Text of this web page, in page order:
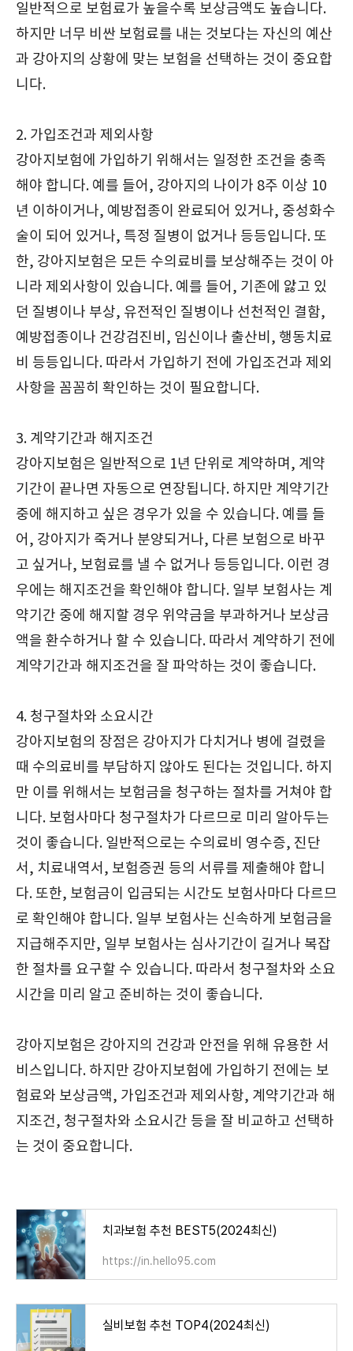
일반적으로 보험료가 높을수록 보상금액도 높습니다.
하지만 너무 비싼 보험료를 내는 것보다는 자신의 예산
과 강아지의 상황에 맞는 보험을 선택하는 것이 중요합
니다.
2. 가입조건과 제외사항
강아지보험에 가입하기 위해서는 일정한 조건을 충족
해야 합니다. 예를 들어, 강아지의 나이가 8주 이상 10
년 이하이거나, 예방접종이 완료되어 있거나, 중성화수
술이 되어 있거나, 특정 질병이 없거나 등등입니다. 또
한, 강아지보험은 모든 수의료비를 보상해주는 것이 아
니라 제외사항이 있습니다. 예를 들어, 기존에 앓고 있
던 질병이나 부상, 유전적인 질병이나 선천적인 결함,
예방접종이나 건강검진비, 임신이나 출산비, 행동치료
비 등등입니다. 따라서 가입하기 전에 가입조건과 제외
사항을 꼼꼼히 확인하는 것이 필요합니다.
3. 계약기간과 해지조건
강아지보험은 일반적으로 1년 단위로 계약하며, 계약
기간이 끝나면 자동으로 연장됩니다. 하지만 계약기간
중에 해지하고 싶은 경우가 있을 수 있습니다. 예를 들
어, 강아지가 죽거나 분양되거나, 다른 보험으로 바꾸
고 싶거나, 보험료를 낼 수 없거나 등등입니다. 이런 경
우에는 해지조건을 확인해야 합니다. 일부 보험사는 계
약기간 중에 해지할 경우 위약금을 부과하거나 보상금
액을 환수하거나 할 수 있습니다. 따라서 계약하기 전에
계약기간과 해지조건을 잘 파악하는 것이 좋습니다.
4. 청구절차와 소요시간
강아지보험의 장점은 강아지가 다치거나 병에 걸렸을
때 수의료비를 부담하지 않아도 된다는 것입니다. 하지
만 이를 위해서는 보험금을 청구하는 절차를 거쳐야 합
니다. 보험사마다 청구절차가 다르므로 미리 알아두는
것이 좋습니다. 일반적으로는 수의료비 영수증, 진단
서, 치료내역서, 보험증권 등의 서류를 제출해야 합니
다. 또한, 보험금이 입금되는 시간도 보험사마다 다르므
로 확인해야 합니다. 일부 보험사는 신속하게 보험금을
지급해주지만, 일부 보험사는 심사기간이 길거나 복잡
한 절차를 요구할 수 있습니다. 따라서 청구절차와 소요
시간을 미리 알고 준비하는 것이 좋습니다.
강아지보험은 강아지의 건강과 안전을 위해 유용한 서
비스입니다. 하지만 강아지보험에 가입하기 전에는 보
험료와 보상금액, 가입조건과 제외사항, 계약기간과 해
지조건, 청구절차와 소요시간 등을 잘 비교하고 선택하
는 것이 중요합니다.
치과보험 추천 BEST5(2024최신)
https://in.hello95.com
실비보험 추천 TOP4(2024최신)